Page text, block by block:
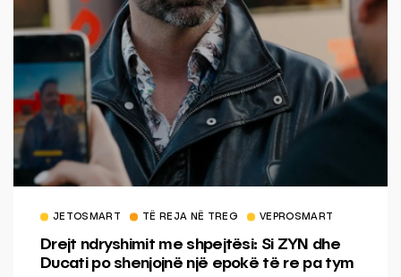
JETOSMART TË REJA NË TREG VEPROSMART
Drejt ndryshimit me shpejtësi: Si ZYN dhe
Ducati po shenjojnë një epokë të re pa tym